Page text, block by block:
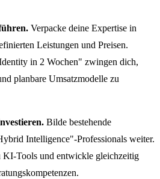
Verpacke deine Expertise in
Leistungen und Preisen.
in 2 Wochen" zwingen dich,
planbare Umsatzmodelle zu
Bilde bestehende
Intelligence"-Professionals weiter.
KI-Tools und entwickle gleichzeitig